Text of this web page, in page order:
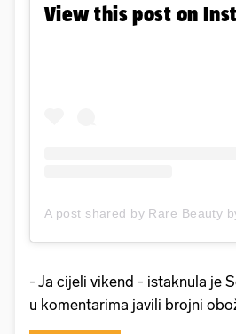
View this post on
- Ja cijeli vikend - istaknula je
u komentarima javili brojni